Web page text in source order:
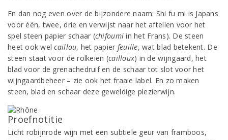
En dan nog even over de bijzondere naam: Shi fu mi is Japans
voor één, twee, drie en verwijst naar het aftellen voor het
spel steen papier schaar (chifoumi in het Frans). De steen
heet ook welcaillou, het papier feuille, wat blad betekent. De
steen staat voor de rolkeien (cailloux) in de wijngaard, het
blad voor de grenachedruif en de schaar tot slot voor het
wijngaardbeheer – zie ook het fraaie label. En zo maken
steen, blad en schaar deze geweldige plezierwijn.
Proefnotitie
Licht robijnrode wijn met een subtiele geur van framboos,